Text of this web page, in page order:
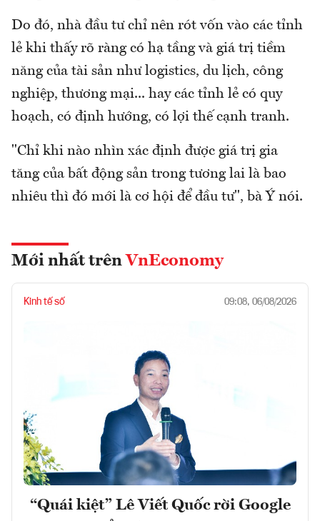
Do đó, nhà đầu tư chỉ nên rót vốn vào các tỉnh
lẻ khi thấy rõ ràng có hạ tầng và giá trị tiềm
năng của tài sản như logistics, du lịch, công
nghiệp, thương mại... hay các tỉnh lẻ có quy
hoạch, có định hướng, có lợi thế cạnh tranh.
"Chỉ khi nào nhìn xác định được giá trị gia
tăng của bất động sản trong tương lai là bao
nhiêu thì đó mới là cơ hội để đầu tư", bà Ý nói.
Mới nhất trên VnEconomy
Kinh tế số 09:08, 06/08/2026
“Quái kiệt” Lê Viết Quốc rời Google